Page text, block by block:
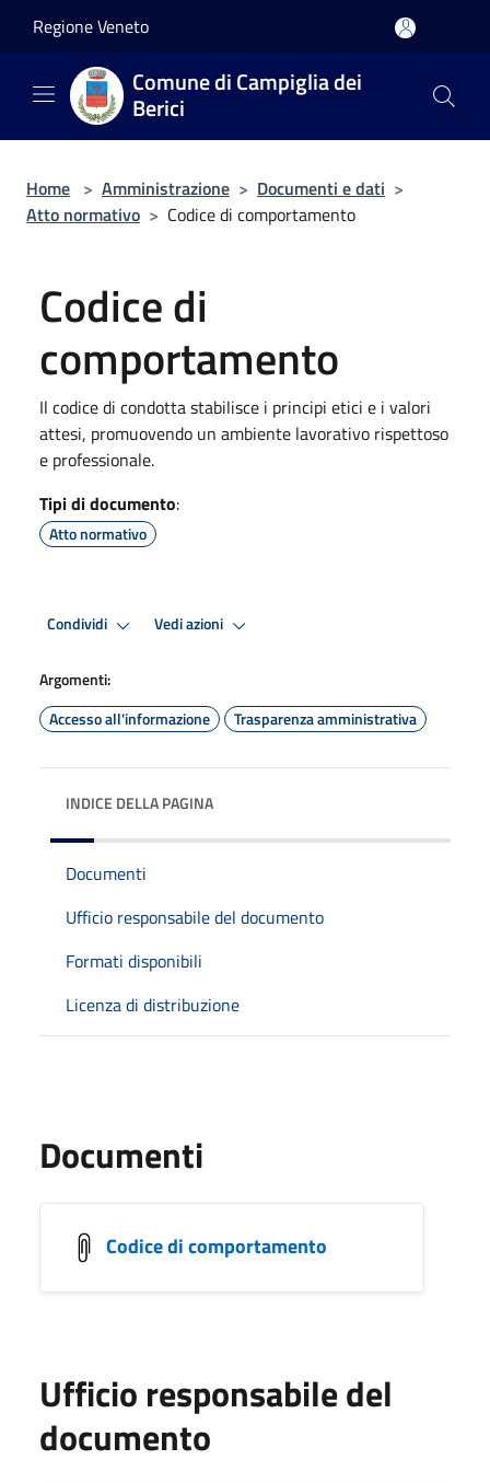
Regione Veneto
Comune di Campiglia dei
Berici
Home > Amministrazione > Documenti e dati >
Atto normativo > Codice di comportamento
Codice di
comportamento
Il codice di condotta stabilisce i principi etici e i valori
attesi, promuovendo un ambiente lavorativo rispettoso
e professionale.
Tipi di documento:
Atto normativo
Condividi Vedi azioni
Argomenti:
Accesso all'informazione
Trasparenza amministrativa
INDICE DELLA PAGINA
Documenti
Ufficio responsabile del documento
Formati disponibili
Licenza di distribuzione
Documenti
Codice di comportamento
Ufficio responsabile del
documento